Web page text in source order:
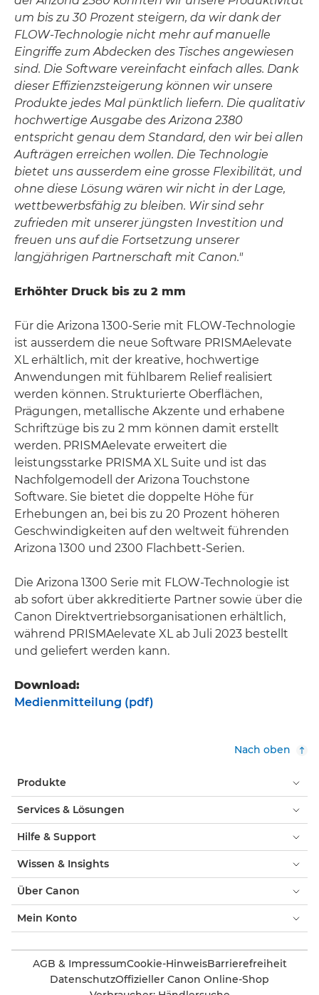
um bis zu 30 Prozent steigern, da wir dank der
FLOW-Technologie nicht mehr auf manuelle
Eingriffe zum Abdecken des Tisches angewiesen
sind. Die Software vereinfacht einfach alles. Dank
dieser Effizienzsteigerung können wir unsere
Produkte jedes Mal pünktlich liefern. Die qualitativ
hochwertige Ausgabe des Arizona 2380
entspricht genau dem Standard, den wir bei allen
Aufträgen erreichen wollen. Die Technologie
bietet uns ausserdem eine grosse Flexibilität, und
ohne diese Lösung wären wir nicht in der Lage,
wettbewerbsfähig zu bleiben. Wir sind sehr
zufrieden mit unserer jüngsten Investition und
freuen uns auf die Fortsetzung unserer
langjährigen Partnerschaft mit Canon."
Erhöhter Druck bis zu 2 mm
Für die Arizona 1300-Serie mit FLOW-Technologie
ist ausserdem die neue Software PRISMAelevate
XL erhältlich, mit der kreative, hochwertige
Anwendungen mit fühlbarem Relief realisiert
werden können. Strukturierte Oberflächen,
Prägungen, metallische Akzente und erhabene
Schriftzüge bis zu 2 mm können damit erstellt
werden. PRISMAelevate erweitert die
leistungsstarke PRISMA XL Suite und ist das
Nachfolgemodell der Arizona Touchstone
Software. Sie bietet die doppelte Höhe für
Erhebungen an, bei bis zu 20 Prozent höheren
Geschwindigkeiten auf den weltweit führenden
Arizona 1300 und 2300 Flachbett-Serien.
Die Arizona 1300 Serie mit FLOW-Technologie ist
ab sofort über akkreditierte Partner sowie über die
Canon Direktvertriebsorganisationen erhältlich,
während PRISMAelevate XL ab Juli 2023 bestellt
und geliefert werden kann.
Download:
Medienmitteilung (pdf)
Nach oben
Produkte
Services & Lösungen
Hilfe & Support
Wissen & Insights
Über Canon
Mein Konto
AGB & ImpressumCookie-HinweisBarrierefreiheit
DatenschutzOffizieller Canon Online-Shop